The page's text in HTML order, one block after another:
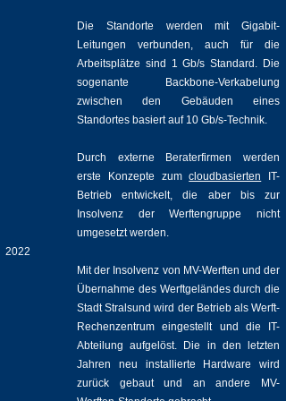
Die Standorte werden mit Gigabit-
Leitungen verbunden, auch für die
Arbeitsplätze sind 1 Gb/s Standard. Die
sogenante Backbone-Verkabelung
zwischen den Gebäuden eines
Standortes basiert auf 10 Gb/s-Technik.
Durch externe Beraterfirmen werden
erste Konzepte zumcloudbasierten IT-
Betrieb entwickelt, die aber bis zur
Insolvenz der Werftengruppe nicht
umgesetzt werden.
2022
Mit der Insolvenz von MV-Werften und der
Übernahme des Werftgeländes durch die
Stadt Stralsund wird der Betrieb als Werft-
Rechenzentrum eingestellt und die IT-
Abteilung aufgelöst. Die in den letzten
Jahren neu installierte Hardware wird
zurück gebaut und an andere MV-